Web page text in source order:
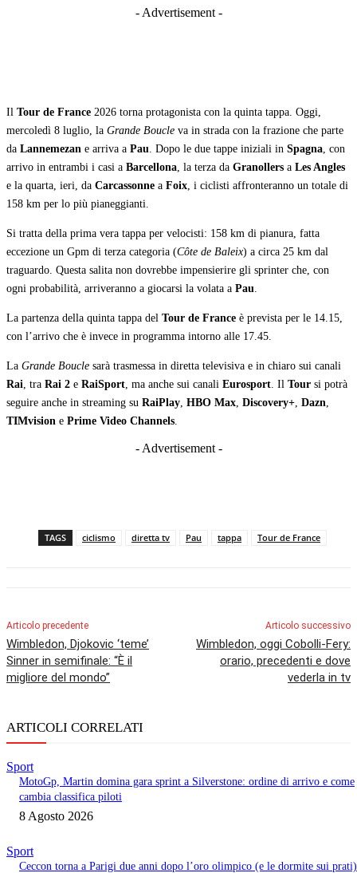
- Advertisement -
Il Tour de France 2026 torna protagonista con la quinta tappa. Oggi,
mercoledì 8 luglio, la Grande Boucle va in strada con la frazione che parte
da Lannemezan e arriva a Pau. Dopo le due tappe iniziali in Spagna, con
arrivo in entrambi i casi a Barcellona, la terza da Granollers a Les Angles
e la quarta, ieri, da Carcassonne a Foix, i ciclisti affronteranno un totale di
158 km per lo più pianeggianti.
Si tratta della prima vera tappa per velocisti: 158 km di pianura, fatta
eccezione un Gpm di terza categoria (Côte de Baleix) a circa 25 km dal
traguardo. Questa salita non dovrebbe impensierire gli sprinter che, con
ogni probabilità, arriveranno a giocarsi la volata a Pau.
La partenza della quinta tappa del Tour de France è prevista per le 14.15,
con l’arrivo che è invece in programma intorno alle 17.45.
La Grande Boucle sarà trasmessa in diretta televisiva e in chiaro sui canali
Rai, tra Rai 2 e RaiSport, ma anche sui canali Eurosport. Il Tour si potrà
seguire anche in streaming su RaiPlay, HBO Max, Discovery+, Dazn,
TIMvision e Prime Video Channels.
- Advertisement -
TAGS ciclismo diretta tv Pau tappa Tour de France
Articolo precedente
Wimbledon, Djokovic ‘teme’
Sinner in semifinale: “È il
migliore del mondo”
Articolo successivo
Wimbledon, oggi Cobolli-Fery:
orario, precedenti e dove
vederla in tv
ARTICOLI CORRELATI
Sport
MotoGp, Martin domina gara sprint a Silverstone: ordine di arrivo e come
cambia classifica piloti
8 Agosto 2026
Sport
Ceccon torna a Parigi due anni dopo l’oro olimpico (e le dormite sui